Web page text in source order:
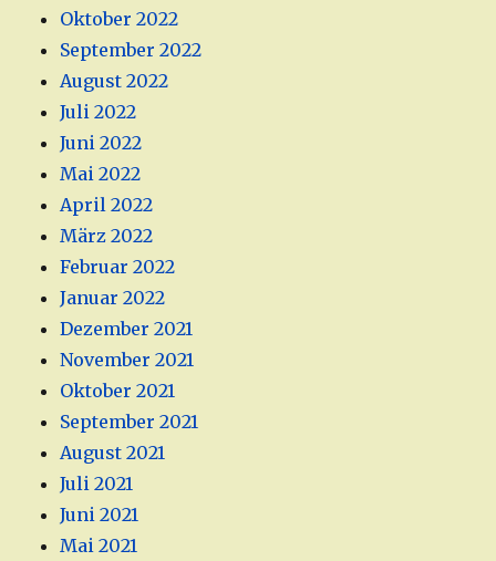
Oktober 2022
September 2022
August 2022
Juli 2022
Juni 2022
Mai 2022
April 2022
März 2022
Februar 2022
Januar 2022
Dezember 2021
November 2021
Oktober 2021
September 2021
August 2021
Juli 2021
Juni 2021
Mai 2021